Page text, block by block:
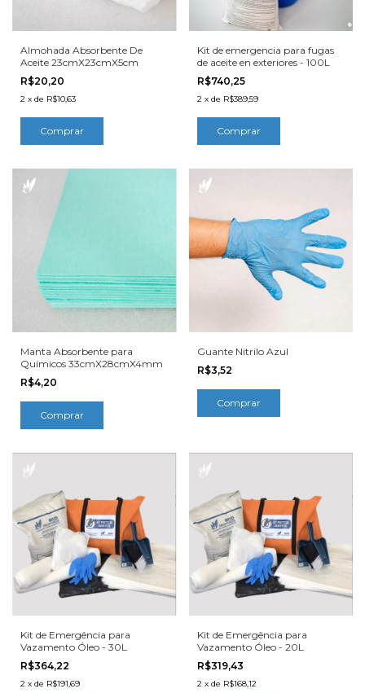
Almohada Absorbente De
Aceite 23cmX23cmX5cm
R$20,20
2 x de R$10,63
Kit de emergencia para fugas
de aceite en exteriores - 100L
R$740,25
2 x de R$389,59
Manta Absorbente para
Químicos 33cmX28cmX4mm
R$4,20
Guante Nitrilo Azul
R$3,52
Kit de Emergência para
Vazamento Óleo - 30L
R$364,22
2 x de R$191,69
Kit de Emergência para
Vazamento Óleo - 20L
R$319,43
2 x de R$168,12